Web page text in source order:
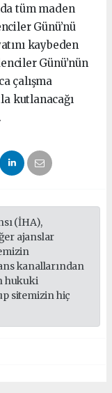
tüm maden
Günü’nü
kaybeden
Günü’nün
çalışma
kutlanacağı
(İHA),
ajanslar
kanallarından
hukuki
sitemizin hiç